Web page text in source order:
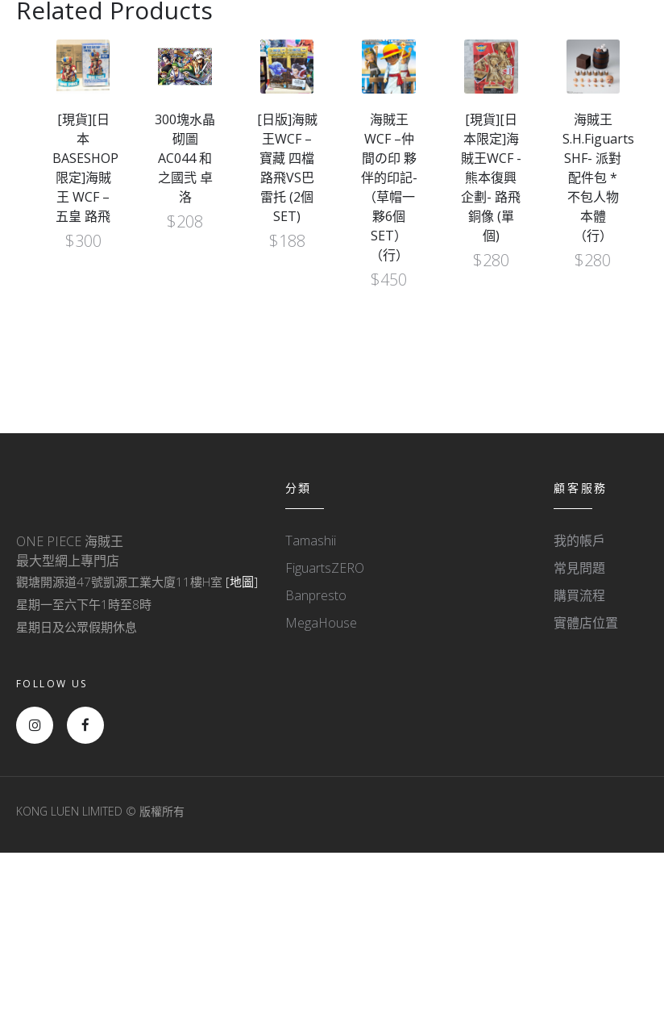
Related Products
[現貨][日
本
BASESHOP
限定]海賊
王 WCF –
五皇 路飛
$300
300塊水晶
砌圖
AC044 和
之國弐 卓
洛
$208
[日版]海賊
王WCF –
寶藏 四檔
路飛VS巴
雷托 (2個
SET)
$188
海賊王
WCF –仲
間の印 夥
伴的印記-
（草帽一
夥6個
SET）
（行）
$450
[現貨][日
本限定]海
賊王WCF -
熊本復興
企劃- 路飛
銅像 (單
個)
$280
海賊王
S.H.Figuarts
SHF- 派對
配件包 *
不包人物
本體
（行）
$280
ONE PIECE 海賊王
最大型網上專門店
觀塘開源道47號凱源工業大廈11樓H室 [地圖]
星期一至六下午1時至8時
星期日及公眾假期休息
FOLLOW US
分類
Tamashii
FiguartsZERO
Banpresto
MegaHouse
顧客服務
我的帳戶
常見問題
購買流程
實體店位置
KONG LUEN LIMITED © 版權所有